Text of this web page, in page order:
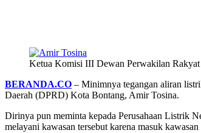
Ketua Komisi III Dewan Perwakilan
BERANDA.CO – Minimnya tegangan aliran
Daerah (DPRD) Kota Bontang, Amir Tosina.
Dirinya pun meminta kepada Perusahaan Listrik
melayani kawasan tersebut karena masuk